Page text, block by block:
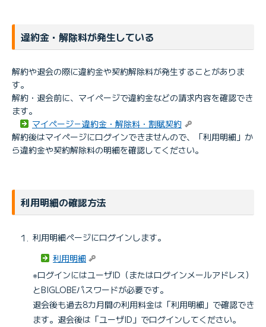
違約金・解除料が発生している
解約や退会の際に違約金や契約解除料が発生することがありま
す。
解約・退会前に、マイページで違約金などの請求内容を確認でき
ます。
マイページ－違約金・解除料・割賦契約
解約後はマイページにログインできませんので、「利用明細」か
ら違約金や契約解除料の明細を確認してください。
利用明細の確認方法
利用明細ページにログインします。
利用明細
※ログインにはユーザID（またはログインメールアドレス）
とBIGLOBEパスワードが必要です。
退会後も過去8カ月間の利用料金は「利用明細」で確認でき
ます。退会後は「ユーザID」でログインしてください。